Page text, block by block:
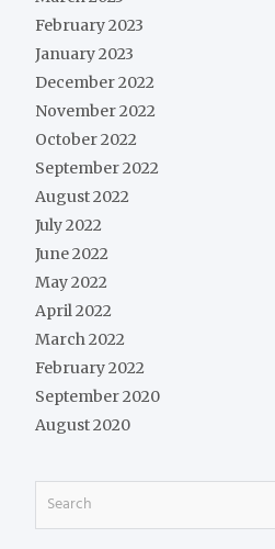
February 2023
January 2023
December 2022
November 2022
October 2022
September 2022
August 2022
July 2022
June 2022
May 2022
April 2022
March 2022
February 2022
September 2020
August 2020